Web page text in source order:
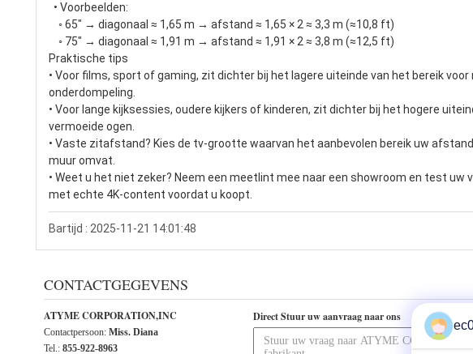
• Voorbeelden:
◦ 65" → diagonaal ≈ 1,65 m → afstand ≈ 1,65 × 2 ≈ 3,3 m (≈10,8 ft)
◦ 75" → diagonaal ≈ 1,91 m → afstand ≈ 1,91 × 2 ≈ 3,8 m (≈12,5 ft)
Praktische tips
• Voor films, sport of gaming, zit dichter bij het lagere uiteinde van het bereik voor
onderdompeling.
• Voor lange kijksessies, oudere kijkers of kinderen, zit dichter bij het hogere
vermoeide ogen.
• Vaste zitafstand? Kies de tv-grootte waarvan het aanbevolen bereik uw
muur omvat.
• Weet u het niet zeker? Neem een meetlint mee naar een showroom en test uw
met echte 4K-content voordat u koopt.
Bartijd : 2025-11-21 14:01:48
CONTACTGEGEVENS
ATYME CORPORATION,INC
Contactpersoon: Miss. Diana
Tel.: 855-922-8963
Direct Stuur uw aanvraag naar ons